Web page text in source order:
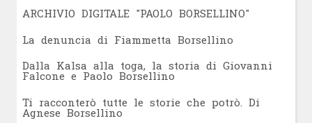
ARCHIVIO DIGITALE "PAOLO BORSELLINO"
La denuncia di Fiammetta Borsellino
Dalla Kalsa alla toga, la storia di Giovanni
Falcone e Paolo Borsellino
Ti racconterò tutte le storie che potrò. Di
Agnese Borsellino